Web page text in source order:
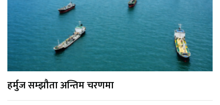
हर्मुज सम्झौता अन्तिम चरणमा